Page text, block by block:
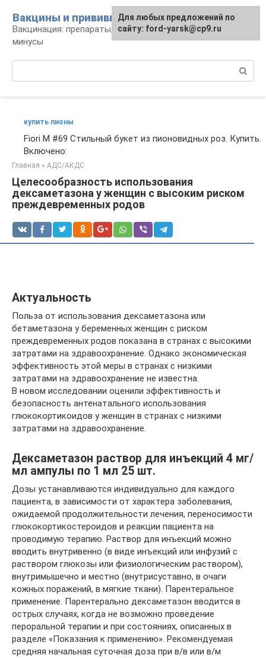
контенту
Вакцины и прививки
Вакцинация: препараты, график, плюсы и
минусы
купить пионы
Fiori M #69 Стильный букет из пионовидных роз. Купить.
Включено:
Главная » АДС/АКДС
Целесообразность использования
дексаметазона у женщин с высоким риском
преждевременных родов
Актуальность
Польза от использования дексаметазона или
бетаметазона у беременных женщин с риском
преждевременных родов показана в странах с высокими
затратами на здравоохранение. Однако экономическая
эффективность этой меры в странах с низкими
затратами на здравоохранение не известна.
В новом исследовании оценили эффективность и
безопасность антенатального использования
глюкокортикоидов у женщин в странах с низкими
затратами на здравоохранение.
Дексаметазон раствор для инъекций 4 мг/
мл ампулы по 1 мл 25 шт.
Дозы устанавливаются индивидуально для каждого
пациента, в зависимости от характера заболевания,
ожидаемой продолжительности лечения, переносимости
глюкокортикостероидов и реакции пациента на
проводимую терапию. Раствор для инъекций можно
вводить внутривенно (в виде инъекций или инфузий с
раствором глюкозы или физиологическим раствором),
внутримышечно и местно (внутрисуставно, в очаги
кожных поражений, в мягкие ткани). Парентеральное
применение. Парентерально дексаметазон вводится в
острых случаях, когда не возможно проведение
пероральной терапии и при состояниях, описанных в
разделе «Показания к применению». Рекомендуемая
средняя начальная суточная доза при в/в или в/м
Для любых предложений по
сайту: ford-yarsk@cp9.ru